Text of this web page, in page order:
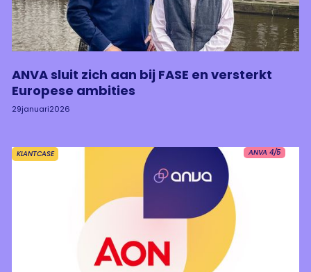
ANVA sluit zich aan bij FASE en versterkt
Europese ambities
29januari2026
ANVA 4/5
KLANTCASE